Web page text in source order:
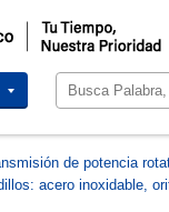
Prioridad
de potencia
acero inoxidable,